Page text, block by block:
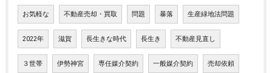
お気軽な 不動産売却・買取 問題 暴落 生産緑地法問題
2022年 滋賀 長生きな時代 長生き 不動産見直し
３世帯 伊勢神宮 専任媒介契約 一般媒介契約 売却依頼